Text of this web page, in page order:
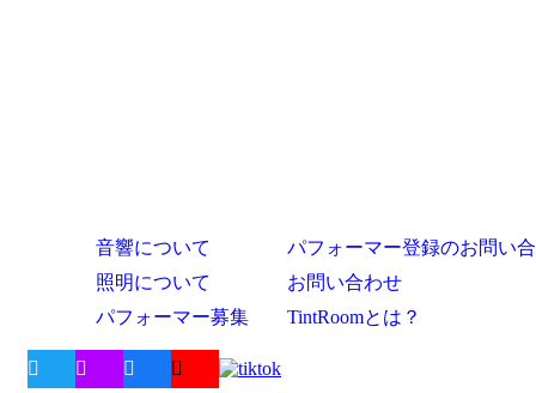
音響について
照明について
パフォーマー募集
パフォーマー登録のお問い
お問い合わせ
TintRoomとは？